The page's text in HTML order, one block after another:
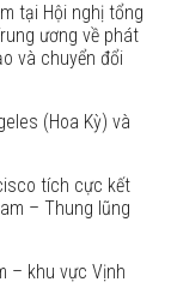
tại Hội nghị tổng
ương về phát
và chuyển đổi
(Hoa Kỳ) và
tích cực kết
– Thung lũng
– khu vực Vịnh